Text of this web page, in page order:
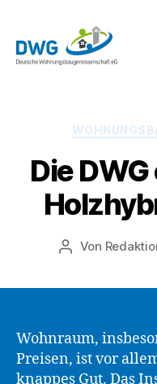
Die
Beitragsautor
Von
Wohnraum,
Preisen, ist vor
knappes Gut. Das